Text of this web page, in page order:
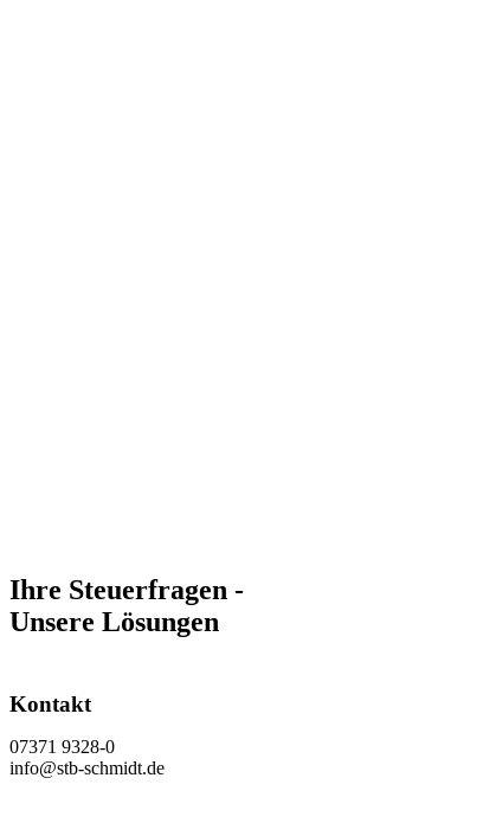
Ihre Steuerfragen -
Unsere Lösungen
Kontakt
07371 9328-0
info@stb-schmidt.de